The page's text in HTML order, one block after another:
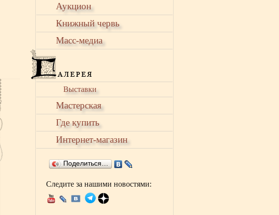
Аукцион
Книжный червь
Масс-медиа
Выставки
Мастерская
Где купить
Интернет-магазин
Поделиться…
Следите за нашими новостями: